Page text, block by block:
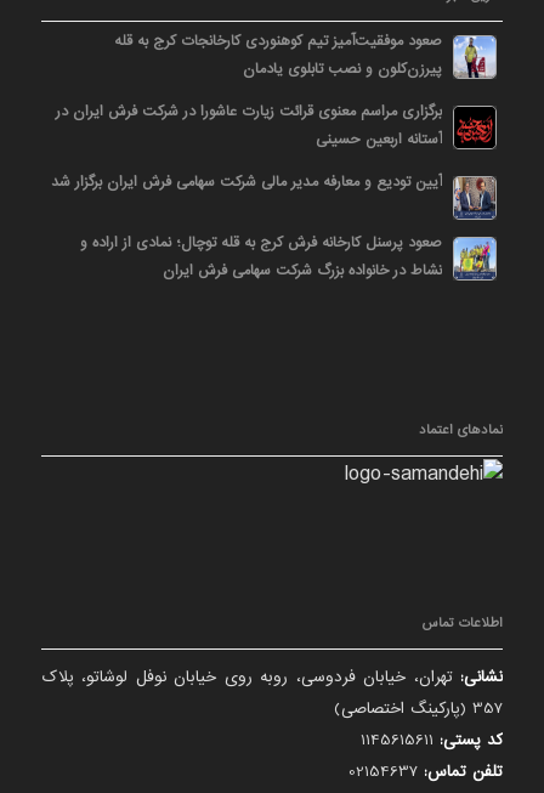
صعود موفقیت‌آمیز تیم کوهنوردی کارخانجات کرج به قله
پیرزن‌کلون و نصب تابلوی یادمان
برگزاری مراسم معنوی قرائت زیارت عاشورا در شرکت فرش ایران در
آستانه اربعین حسینی
آیین تودیع و معارفه مدیر مالی شرکت سهامی فرش ایران برگزار شد
صعود پرسنل کارخانه فرش کرج به قله توچال؛ نمادی از اراده و
نشاط در خانواده بزرگ شرکت سهامی فرش ایران
نمادهای اعتماد
اطلاعات تماس
نشانی: تهران، خیابان فردوسی، روبه روی خیابان نوفل لوشاتو، پلاک
357 (پارکینگ اختصاصی)
کد پستی:
تلفن تماس: